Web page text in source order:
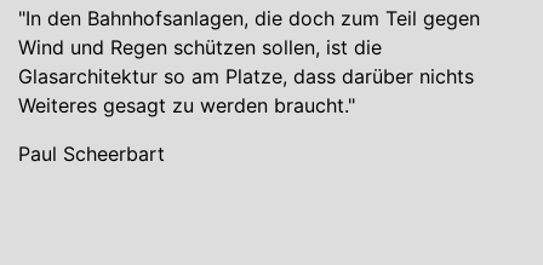
"In den Bahnhofsanlagen, die doch zum Teil gegen
Wind und Regen schützen sollen, ist die
Glasarchitektur so am Platze, dass darüber nichts
Weiteres gesagt zu werden braucht."
Paul Scheerbart